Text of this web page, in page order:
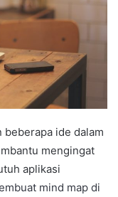
ide dalam
mengingat
aplikasi
mind map di